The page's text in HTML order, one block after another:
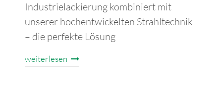
Industrielackierung kombiniert mit
unserer hochentwickelten Strahltechnik
– die perfekte Lösung
weiterlesen